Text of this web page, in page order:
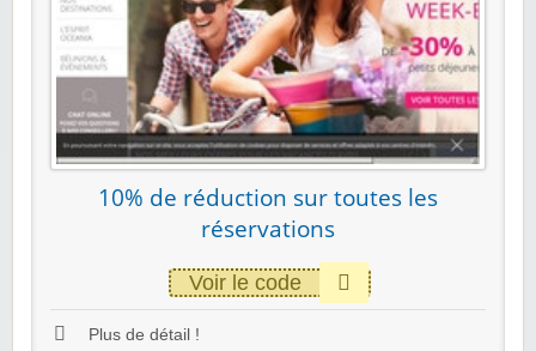
10% de réduction sur toutes les
réservations
Voir le code
Plus de détail !